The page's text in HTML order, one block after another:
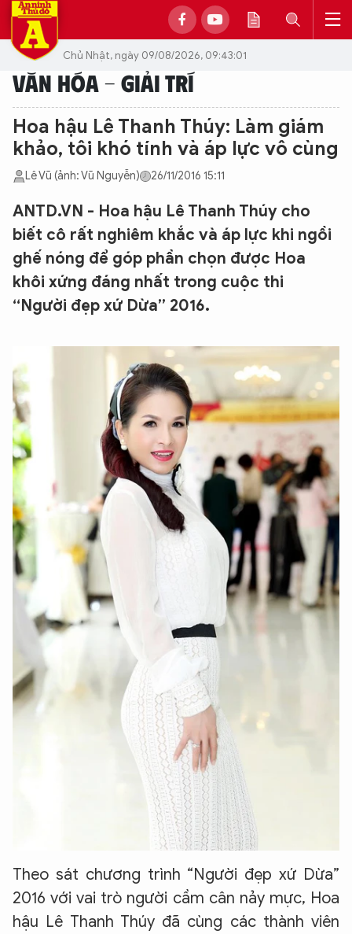
Chủ Nhật, ngày 09/08/2026, 09:43:01
VĂN HÓA - GIẢI TRÍ
Hoa hậu Lê Thanh Thúy: Làm giám
khảo, tôi khó tính và áp lực vô cùng
Lê Vũ (ảnh: Vũ Nguyễn) 26/11/2016 15:11
ANTD.VN - Hoa hậu Lê Thanh Thúy cho
biết cô rất nghiêm khắc và áp lực khi ngồi
ghế nóng để góp phần chọn được Hoa
khôi xứng đáng nhất trong cuộc thi
“Người đẹp xứ Dừa” 2016.
Theo sát chương trình “Người đẹp xứ Dừa”
2016 với vai trò người cầm cân nảy mực, Hoa
hậu Lê Thanh Thúy đã cùng các thành viên